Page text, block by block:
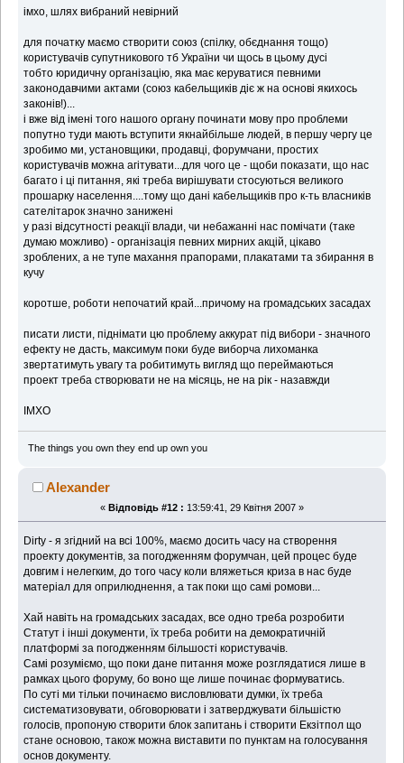
імхо, шлях вибраний невірний
для початку маємо створити союз (спілку, обєднання тощо)
користувачів супутникового тб України чи щось в цьому дусі
тобто юридичну організацію, яка має керуватися певними
законодавчими актами (союз кабельщиків діє ж на основі якихось
законів!)...
і вже від імені того нашого органу починати мову про проблеми
попутно туди мають вступити якнайбільше людей, в першу чергу це
зробимо ми, установщики, продавці, форумчани, простих
користувачів можна агітувати...для чого це - щоби показати, що нас
багато і ці питання, які треба вирішувати стосуються великого
прошарку населення....тому що дані кабельщиків про к-ть власників
сателітарок значно занижені
у разі відсутності реакції влади, чи небажанні нас помічати (таке
думаю можливо) - організація певних мирних акцій, цікаво
зроблених, а не тупе махання прапорами, плакатами та збирання в
кучу
коротше, роботи непочатий край...причому на громадських засадах
писати листи, піднімати цю проблему аккурат під вибори - значного
ефекту не дасть, максимум поки буде виборча лихоманка
звертатимуть увагу та робитимуть вигляд що переймаються
проект треба створювати не на місяць, не на рік - назавжди
ІМХО
The things you own they end up own you
Alexander
« Відповідь #12 : 13:59:41, 29 Квітня 2007 »
Dirty - я згідний на всі 100%, маємо досить часу на створення
проекту документів, за погодженням форумчан, цей процес буде
довгим і нелегким, до того часу коли вляжеться криза в нас буде
матеріал для оприлюднення, а так поки що самі ромови...
Хай навіть на громадських засадах, все одно треба розробити
Статут і інші документи, їх треба робити на демократичній
платформі за погодженням більшості користувачів.
Самі розуміємо, що поки дане питання може розглядатися лише в
рамках цього форуму, бо воно ще лише починає формуватись.
По суті ми тільки починаємо висловлювати думки, їх треба
систематизовувати, обговорювати і затверджувати більшістю
голосів, пропоную створити блок запитань і створити Екзітпол що
стане основою, також можна виставити по пунктам на голосування
основ документу.